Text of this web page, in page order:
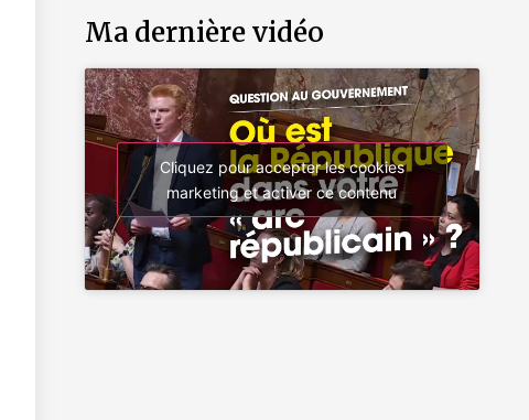
Ma dernière vidéo
Cliquez pour accepter les cookies
marketing et activer ce contenu